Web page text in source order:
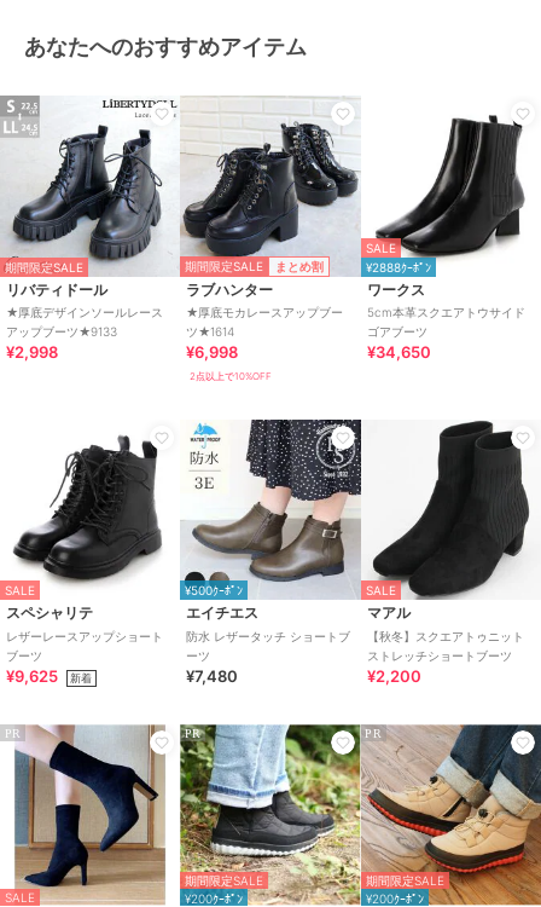
あなたへのおすすめアイテム
期間限定SALE
リバティドール
★厚底デザインソールレース
アップブーツ★9133
¥2,998
期間限定SALE まとめ割
ラブハンター
★厚底モカレースアップブー
ツ★1614
¥6,998
2点以上で10%OFF
SALE
¥2888ｸｰﾎﾟﾝ
ワークス
5cm本革スクエアトウサイド
ゴアブーツ
¥34,650
SALE
スペシャリテ
レザーレースアップショート
ブーツ
¥9,625 新着
¥500ｸｰﾎﾟﾝ
エイチエス
防水 レザータッチ ショートブ
ーツ
¥7,480
SALE
マアル
【秋冬】スクエアトゥニット
ストレッチショートブーツ
¥2,200
PR
SALE
PR
期間限定SALE
¥200ｸｰﾎﾟﾝ
PR
期間限定SALE
¥200ｸｰﾎﾟﾝ